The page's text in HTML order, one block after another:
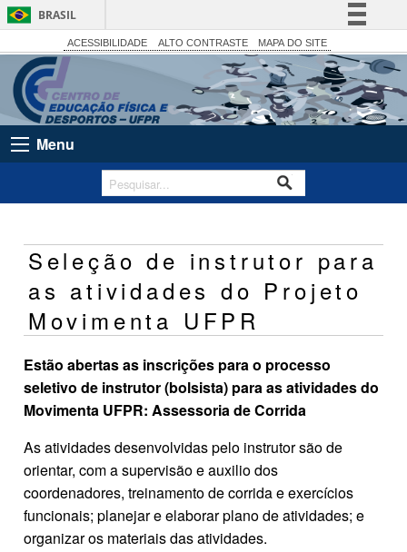
BRASIL
Simplifique!
Comunica BR
Participe
Acesso à informação
Canais
ACESSIBILIDADE ALTO CONTRASTE MAPA DO SITE
Menu
Seleção de instrutor para
as atividades do Projeto
Movimenta UFPR
Estão abertas as inscrições para o processo
seletivo de instrutor (bolsista) para as atividadesdo
Movimenta UFPR: Assessoria de Corrida
As atividades desenvolvidas pelo instrutor são de
orientar, com a supervisão e auxilio dos
coordenadores, treinamento de corrida e exercícios
funcionais; planejar e elaborar plano de atividades; e
organizar os materiais das atividades.